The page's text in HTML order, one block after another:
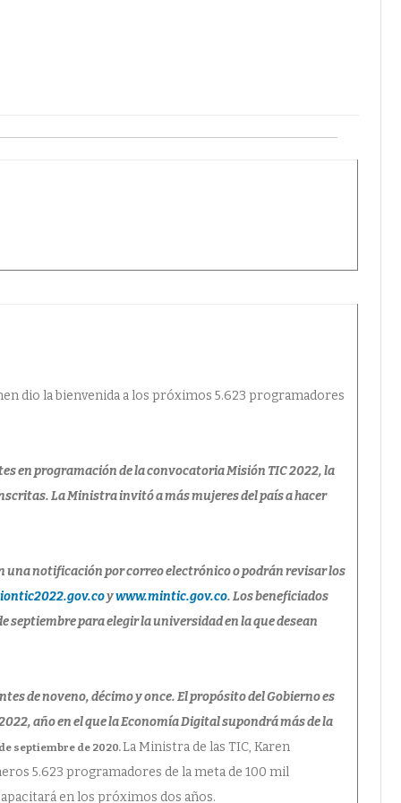
dio la bienvenida a los próximos 5.623 programadores
en programación de la convocatoria Misión TIC 2022, la
La Ministra invitó a más mujeres del país a hacer
una notificación por correo electrónico o podrán revisar los
ywww.mintic.gov.co. Los beneficiados
septiembre para elegir la universidad en la que desean
de noveno, décimo y once. El propósito del Gobierno es
año en el que la Economía Digital supondrá más de la
septiembre de 2020.La Ministra de las TIC, Karen
5.623 programadores de la meta de 100 mil
en los próximos dos años.